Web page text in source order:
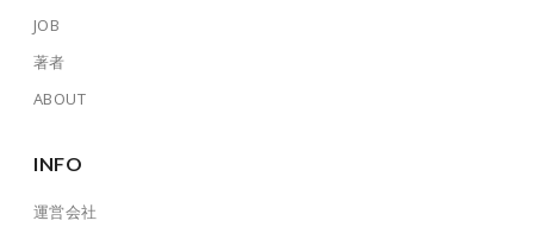
JOB
著者
ABOUT
INFO
運営会社